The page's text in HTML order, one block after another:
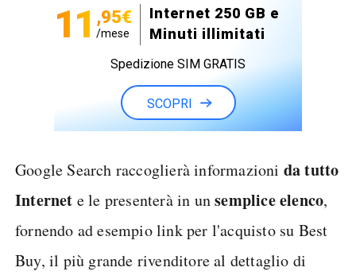
11 ,95€
/mese
Internet 250 GB e
Minuti illimitati
Spedizione SIM GRATIS
SCOPRI
Google Search raccoglierà informazioni da tutto
Internet e le presenterà in unsemplice elenco,
fornendo ad esempio link per l'acquisto su Best
Buy, il più grande rivenditore al dettaglio di